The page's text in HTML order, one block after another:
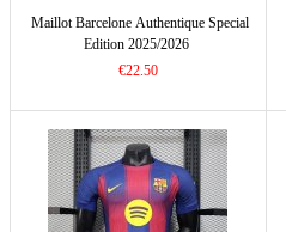
Maillot Barcelone Authentique Special
Edition 2025/2026
€22.50